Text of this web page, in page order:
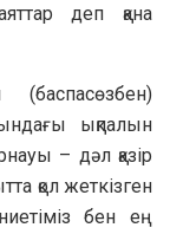
деп қана
ықпалын
– дәл қазір
қол жеткізген
бен ең